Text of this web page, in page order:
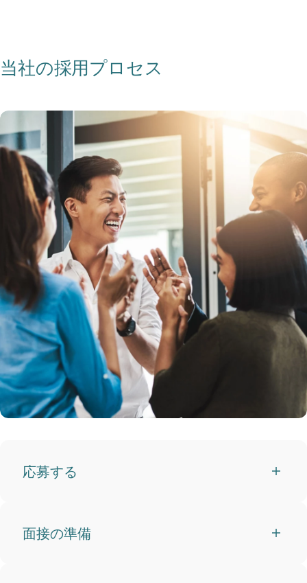
しましょう
Kyndryl Consultのキャリア成長スキル・フレー
ムワークとともに、スキルの向上・キャリアの
前進・自己成長の機会を得られる、刺激的な学
びの旅に出ましょう。
当社の採用プロセス
応募する
面接の準備